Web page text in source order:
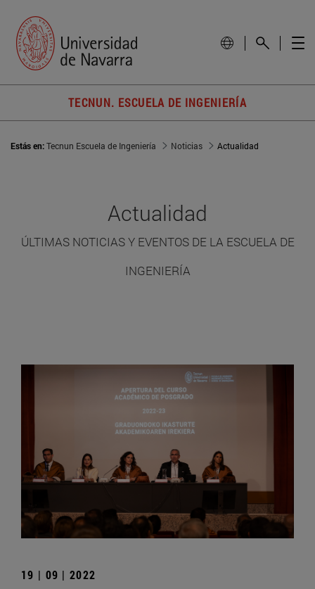
TECNUN. ESCUELA DE INGENIERÍA
Estás en:Tecnun Escuela de Ingeniería Noticias Actualidad
Actualidad
ÚLTIMAS NOTICIAS Y EVENTOS DE LA ESCUELA DE
INGENIERÍA
19 | 09 | 2022